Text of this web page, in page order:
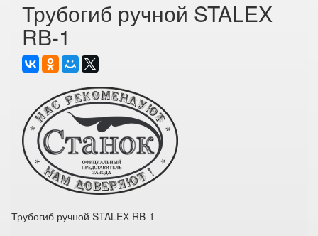
Трубогиб ручной STALEX
RB-1
Трубогиб ручной STALEX RB-1